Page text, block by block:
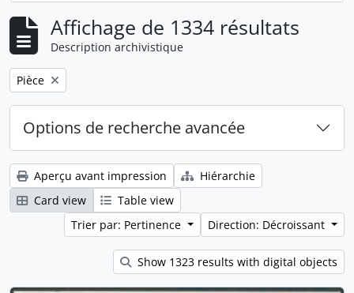
Affichage de 1334 résultats
Description archivistique
Remove filter:
Pièce
Options de recherche avancée
Aperçu avant impression
Hiérarchie
Card view
Table view
Trier par: Pertinence
Direction: Décroissant
Show 1323 results with digital objects